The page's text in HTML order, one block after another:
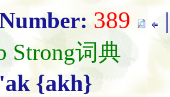
389
Strong词典
0389 אַךְ 'ak {akh}